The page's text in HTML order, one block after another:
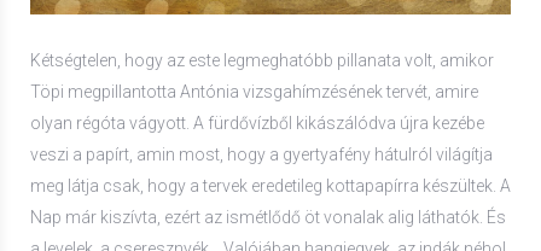
Kétségtelen, hogy az este legmeghatóbb pillanata volt, amikor
Töpi megpillantotta Antónia vizsgahímzésének tervét, amire
olyan régóta vágyott. A fürdővízből kikászálódva újra kezébe
veszi a papírt, amin most, hogy a gyertyafény hátulról világítja
meg látja csak, hogy a tervek eredetileg kottapapírra készültek. A
Nap már kiszívta, ezért az ismétlődő öt vonalak alig láthatók. És